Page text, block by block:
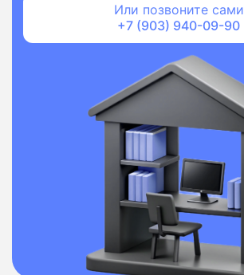
Или позвоните сами
+7 (903) 940-09-90